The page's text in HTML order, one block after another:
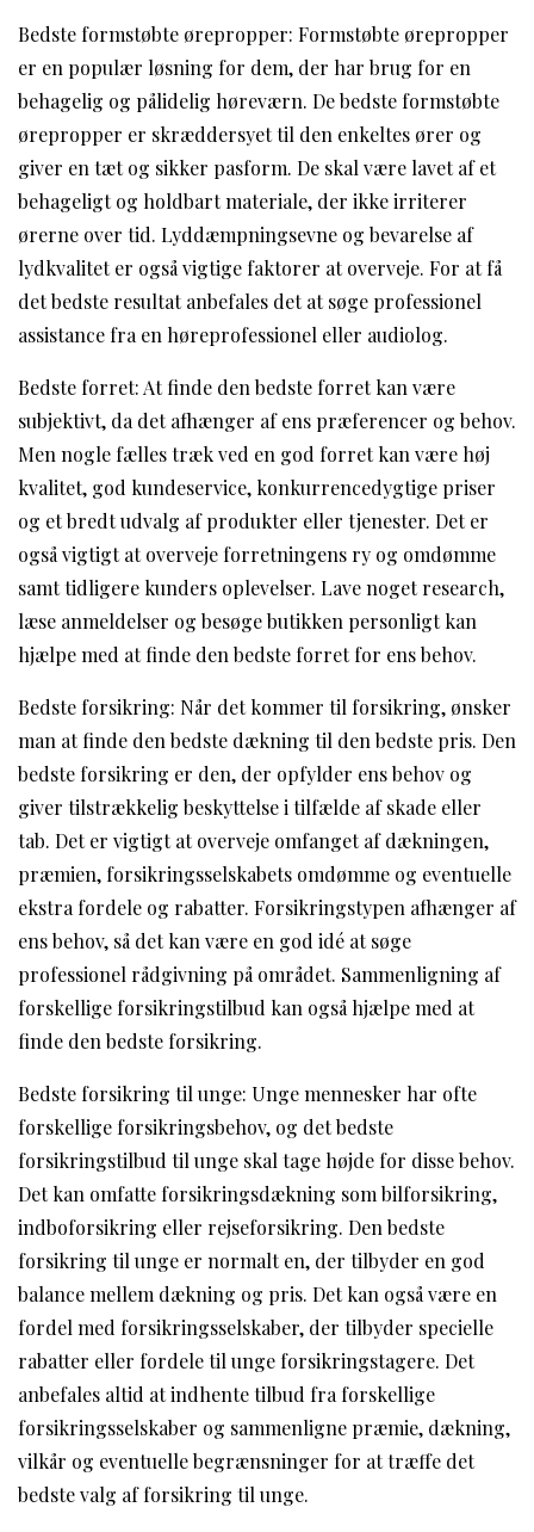
Bedste formstøbte ørepropper: Formstøbte ørepropper
er en populær løsning for dem, der har brug for en
behagelig og pålidelig høreværn. De bedste formstøbte
ørepropper er skræddersyet til den enkeltes ører og
giver en tæt og sikker pasform. De skal være lavet af et
behageligt og holdbart materiale, der ikke irriterer
ørerne over tid. Lyddæmpningsevne og bevarelse af
lydkvalitet er også vigtige faktorer at overveje. For at få
det bedste resultat anbefales det at søge professionel
assistance fra en høreprofessionel eller audiolog.
Bedste forret: At finde den bedste forret kan være
subjektivt, da det afhænger af ens præferencer og behov.
Men nogle fælles træk ved en god forret kan være høj
kvalitet, god kundeservice, konkurrencedygtige priser
og et bredt udvalg af produkter eller tjenester. Det er
også vigtigt at overveje forretningens ry og omdømme
samt tidligere kunders oplevelser. Lave noget research,
læse anmeldelser og besøge butikken personligt kan
hjælpe med at finde den bedste forret for ens behov.
Bedste forsikring: Når det kommer til forsikring, ønsker
man at finde den bedste dækning til den bedste pris. Den
bedste forsikring er den, der opfylder ens behov og
giver tilstrækkelig beskyttelse i tilfælde af skade eller
tab. Det er vigtigt at overveje omfanget af dækningen,
præmien, forsikringsselskabets omdømme og eventuelle
ekstra fordele og rabatter. Forsikringstypen afhænger af
ens behov, så det kan være en god idé at søge
professionel rådgivning på området. Sammenligning af
forskellige forsikringstilbud kan også hjælpe med at
finde den bedste forsikring.
Bedste forsikring til unge: Unge mennesker har ofte
forskellige forsikringsbehov, og det bedste
forsikringstilbud til unge skal tage højde for disse behov.
Det kan omfatte forsikringsdækning som bilforsikring,
indboforsikring eller rejseforsikring. Den bedste
forsikring til unge er normalt en, der tilbyder en god
balance mellem dækning og pris. Det kan også være en
fordel med forsikringsselskaber, der tilbyder specielle
rabatter eller fordele til unge forsikringstagere. Det
anbefales altid at indhente tilbud fra forskellige
forsikringsselskaber og sammenligne præmie, dækning,
vilkår og eventuelle begrænsninger for at træffe det
bedste valg af forsikring til unge.